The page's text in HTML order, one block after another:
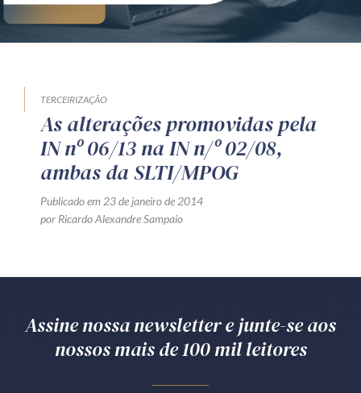
TERCEIRIZAÇÃO
As alterações promovidas pela
IN nº 06/13 na IN n/º 02/08,
ambas da SLTI/MPOG
Publicado em 23 de janeiro de 2014
por Ricardo Alexandre Sampaio
Assine nossa newsletter e junte-se aos
nossos mais de 100 mil leitores